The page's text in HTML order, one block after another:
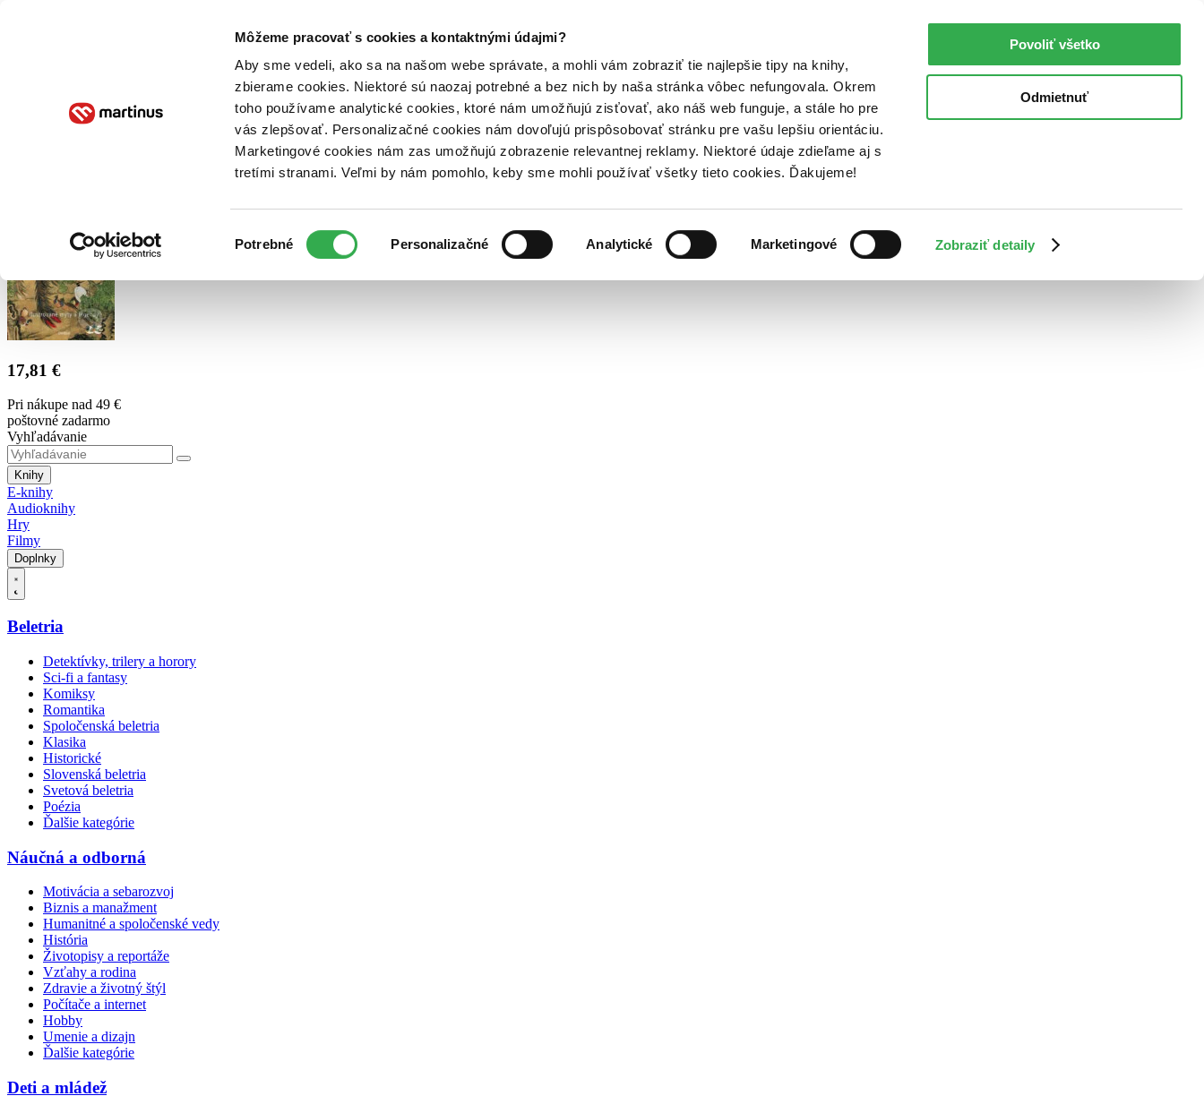
Môžeme pracovať s cookies a kontaktnými údajmi?
Aby sme vedeli, ako sa na našom webe správate, a mohli vám zobraziť tie najlepšie tipy na knihy,
zbierame cookies. Niektoré sú naozaj potrebné a bez nich by naša stránka vôbec nefungovala. Okrem
toho používame analytické cookies, ktoré nám umožňujú zisťovať, ako náš web funguje, a stále ho pre
vás zlepšovať. Personalizačné cookies nám dovoľujú prispôsobovať stránku pre vašu lepšiu orientáciu.
Marketingové cookies nám zas umožňujú zobrazenie relevantnej reklamy. Niektoré údaje zdieľame aj s
tretími stranami. Veľmi by nám pomohlo, keby sme mohli používať všetky tieto cookies. Ďakujeme!
súhlasu
Potrebné Personalizačné Analytické Marketingové Zobraziť detaily
Povoliť všetko
Odmietnuť
Poukážky Kontakt
17,81 €
Pri nákupe nad 49 €
poštovné zadarmo
Vyhľadávanie
Knihy
E-knihy
Audioknihy
Hry
Filmy
Doplnky
Beletria
Detektívky, trilery a horory
Sci-fi a fantasy
Komiksy
Romantika
Spoločenská beletria
Klasika
Historické
Slovenská beletria
Svetová beletria
Poézia
Ďalšie kategórie
Náučná a odborná
Motivácia a sebarozvoj
Biznis a manažment
Humanitné a spoločenské vedy
História
Životopisy a reportáže
Vzťahy a rodina
Zdravie a životný štýl
Počítače a internet
Hobby
Umenie a dizajn
Ďalšie kategórie
Deti a mládež